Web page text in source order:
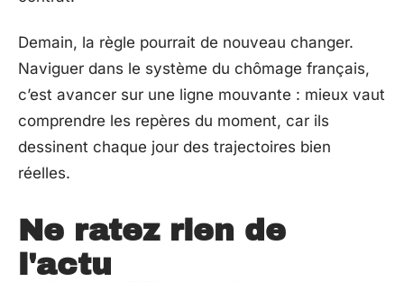
Demain, la règle pourrait de nouveau changer.
Naviguer dans le système du chômage français,
c’est avancer sur une ligne mouvante : mieux vaut
comprendre les repères du moment, car ils
dessinent chaque jour des trajectoires bien
réelles.
Ne ratez rien de
l'actu